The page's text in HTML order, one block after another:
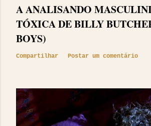
A ANALISANDO
TÓXICA DE BILLY
BOYS)
Compartilhar Postar um comentário